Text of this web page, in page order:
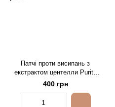
Патчі проти висипань з
екстрактом центелли Purito
Seoul Wonder Releaf Centella
Spot Patch, 51 шт
400 грн